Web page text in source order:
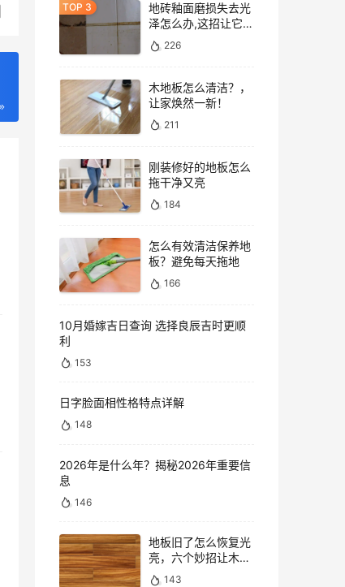
地砖釉面磨损失去光
泽怎么办,这招让它重
焕光泽!
226
木地板怎么清洁？，
让家焕然一新！
211
刚装修好的地板怎么
拖干净又亮
184
怎么有效清洁保养地
板？避免每天拖地
166
10月婚嫁吉日查询 选择良辰吉时更顺
利
153
日字脸面相性格特点详解
148
2026年是什么年？揭秘2026年重要信
息
146
地板旧了怎么恢复光
亮，六个妙招让木地
板焕然一新
143